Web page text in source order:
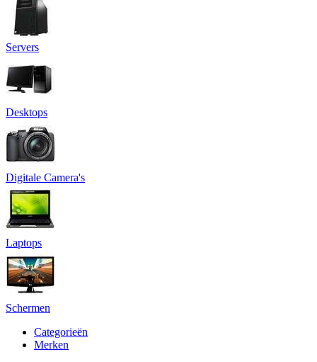
Servers
Desktops
Digitale Camera's
Laptops
Schermen
Categorieën
Merken